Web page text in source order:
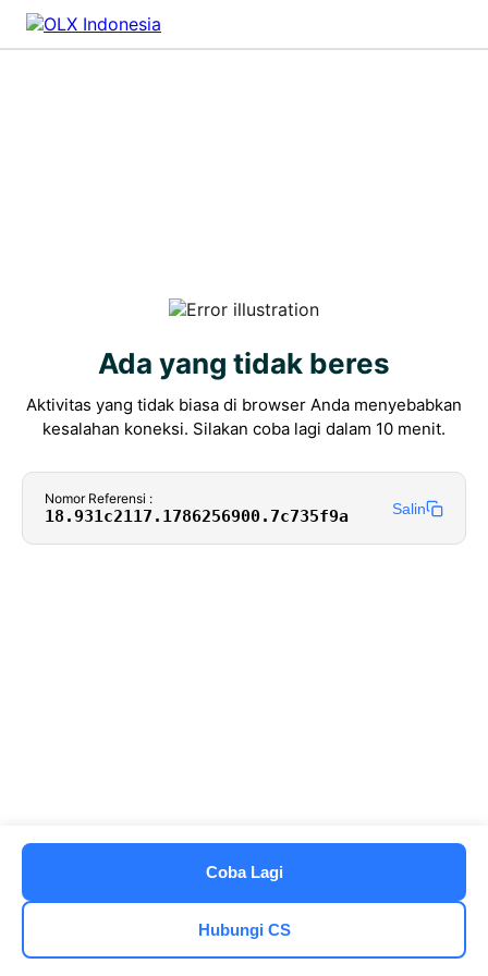
Ada yang tidak beres
Aktivitas yang tidak biasa di browser Anda menyebabkan
kesalahan koneksi. Silakan coba lagi dalam 10 menit.
Nomor Referensi :
18.931c2117.1786256900.7c735f9a Salin
Hubungi CS
Coba Lagi